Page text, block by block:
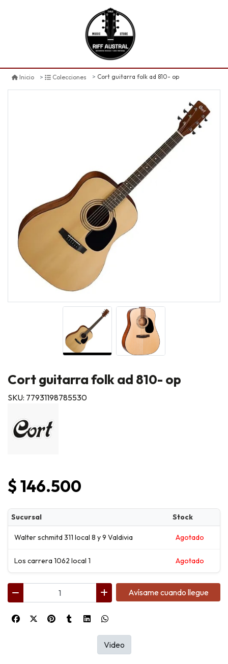
Inicio Colecciones Cort guitarra folk ad 810- op
Cort guitarra folk ad 810- op
SKU: 77931198785530
$ 146.500
Sucursal Stock
Walter schmitd 311 local 8 y 9 Valdivia Agotado
Los carrera 1062 local 1 Agotado
Avísame cuando llegue
Video